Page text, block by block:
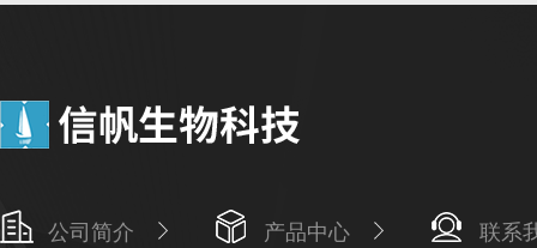
公司简介 产品中心 联系